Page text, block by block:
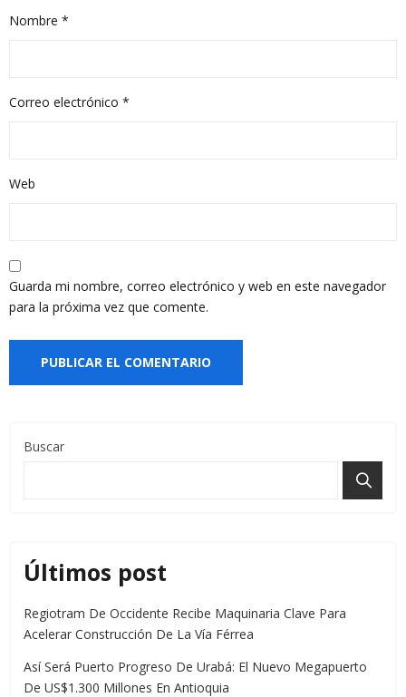
Nombre *
Correo electrónico *
Web
Guarda mi nombre, correo electrónico y web en este navegador
para la próxima vez que comente.
Buscar
Últimos post
Regiotram De Occidente Recibe Maquinaria Clave Para
Acelerar Construcción De La Vía Férrea
Así Será Puerto Progreso De Urabá: El Nuevo Megapuerto
De US$1.300 Millones En Antioquia